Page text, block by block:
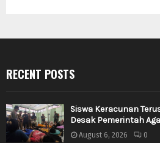
RECENT POSTS
Siswa Keracunan
Desak Pemerintah
August 6, 2026 0